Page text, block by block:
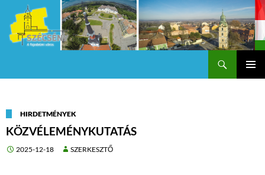
HIRDETMÉNYEK
KÖZVÉLEMÉNYKUTATÁS
2025-12-18 SZERKESZTŐ